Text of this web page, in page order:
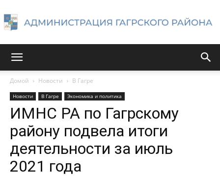
Гагрского
района
Домой Новости В Гагре
Новости В Гагре Экономика и политика
ИМНС РА по Гагрскому
району подвела итоги
деятельности за июль
2021 года